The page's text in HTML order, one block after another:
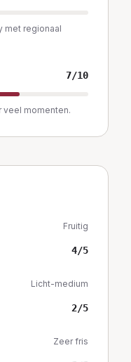
met regionaal
7/10
veel momenten.
Fruitig
4/5
Licht-medium
2/5
Zeer fris